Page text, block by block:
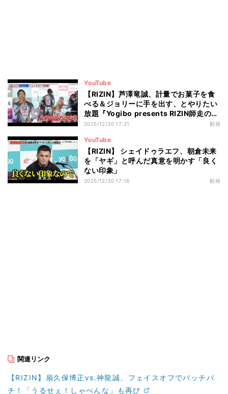
YouTube
【RIZIN】芦澤竜誠、計量でお菓子を食
べる＆ジョリーに手を出す、とやりたい
放題『Yogibo presents RIZIN師走の超
強者祭り』公開計量
2025/12/30 17:21 動画
YouTube
【RIZIN】 シェイドゥラエフ、朝倉未来
を「ヤギ」と呼んだ真意を明かす「良く
ない印象」
2025/12/30 17:16 動画
関連リンク
【RIZIN】扇久保博正vs.神龍誠、フェイスオフでバッチバ
チ！「うるせぇ！しゃべんな」も再び